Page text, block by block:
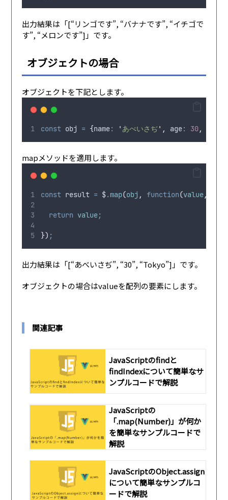
出力結果は「[“リンゴです”, “バナナです”, “イチゴで
す”, “メロンです”]」です。
オブジェクトの場合
オブジェクトを下記とします。
const obj = {name: ' あべいさぢ' , age: 30,
mapメソッドを適用します。
const result = $.map(obj , function(value,
return value;
}) ;
出力結果は「[“あべいさぢ”, “30”, “Tokyo”]」です。
オブジェクトの場合はvalueを配列の要素にします。
関連記事
JavaScriptのfindと
findIndexについて簡単なサ
ンプルコードで解説
JavaScriptの
「.map(Number)」が何か
を簡単なサンプルコードで
解説
JavaScriptのObject.assign
について簡単なサンプルコ
ードで解説